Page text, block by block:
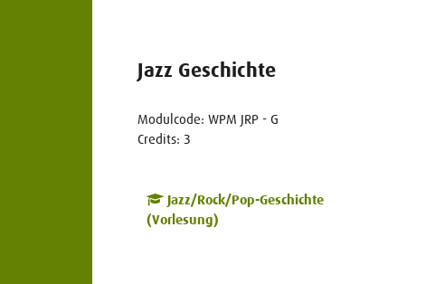
Jazz Geschichte
Modulcode: WPM JRP - G
Credits: 3
Jazz/Rock/Pop-Geschichte
(Vorlesung)